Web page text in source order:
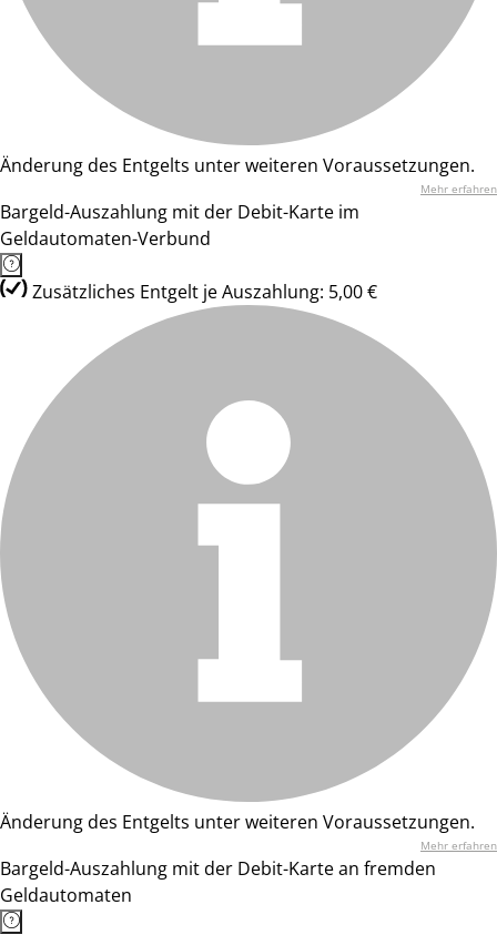
Änderung des Entgelts unter weiteren Voraussetzungen.
Mehr erfahren
Bargeld-Auszahlung mit der Debit-Karte im
Geldautomaten-Verbund
Zusätzliches Entgelt je Auszahlung: 5,00 €
Änderung des Entgelts unter weiteren Voraussetzungen.
Mehr erfahren
Bargeld-Auszahlung mit der Debit-Karte an fremden
Geldautomaten